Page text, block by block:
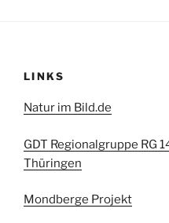
LINKS
Natur im Bild.de
GDT Regionalgruppe RG
Thüringen
Mondberge Projekt